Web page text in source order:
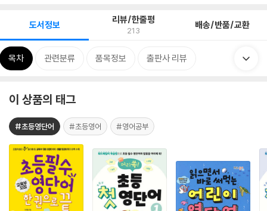
도서정보 리뷰/한줄평
213 배송/반품/교환
목차 관련분류 품목정보 출판사 리뷰
이 상품의 태그
#초등영단어 #초등영어 #영어공부